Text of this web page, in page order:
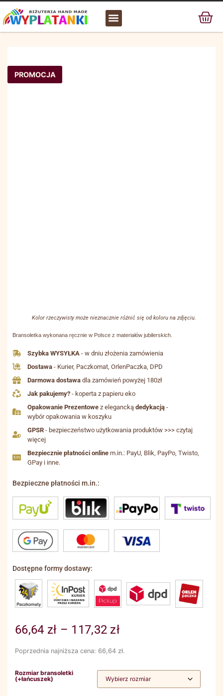
PROMOCJA
Kolor rzeczywisty może nieznacznie różnić się od koloru na zdjęciu.
Bransoletka wykonana ręcznie w Polsce z materiałów jubilerskich.
Szybka WYSYŁKA - w dniu złożenia zamówienia
Dostawa - Kurier, Paczkomat, OrlenPaczka, DPD
Darmowa dostawa dla zamówień powyżej 180zł
Jak pakujemy? - koperta z papieru eko
Opakowanie Prezentowe z eleganckądedykacją -
wybór opakowania w koszyku
GPSR - bezpieczeństwo użytkowania produktów >>> czytaj
więcej
Bezpiecznie płatności online m.in.: PayU, Blik, PayPo, Twisto,
GPay i inne.
Bezpieczne płatności m.in.:
Dostępne formy dostawy:
66,64 zł – 117,32 zł
Poprzednia najniższa cena: 66,64 zł.
Rozmiar bransoletki
(+łańcuszek)